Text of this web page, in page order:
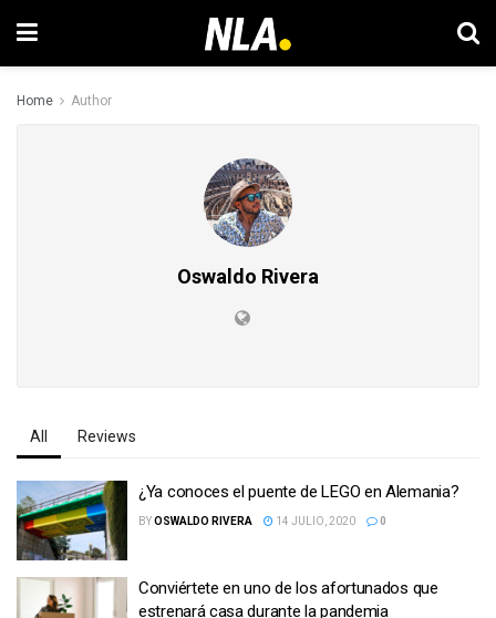
Home Author
Oswaldo Rivera
All Reviews
¿Ya conoces el puente de LEGO en Alemania?
BYOSWALDO RIVERA 14 JULIO, 2020 0
Conviértete en uno de los afortunados que
estrenará casa durante la pandemia